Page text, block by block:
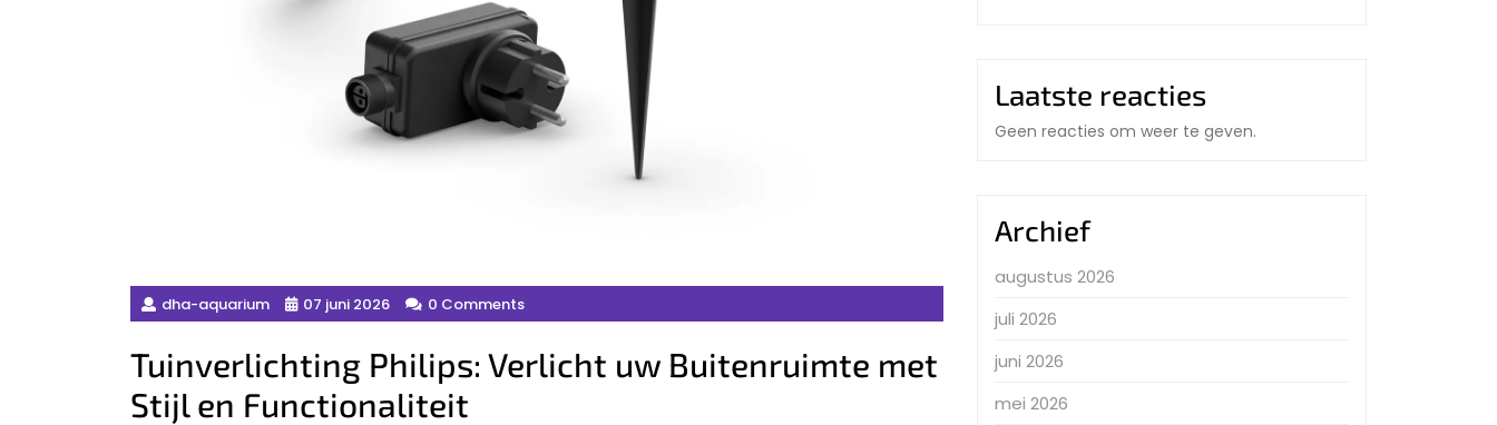
dha-aquarium 07 juni 2026 0 Comments
Tuinverlichting Philips: Verlicht uw Buitenruimte met
Stijl en Functionaliteit
Laatste reacties
Geen reacties om weer te geven.
Archief
augustus 2026
juli 2026
juni 2026
mei 2026